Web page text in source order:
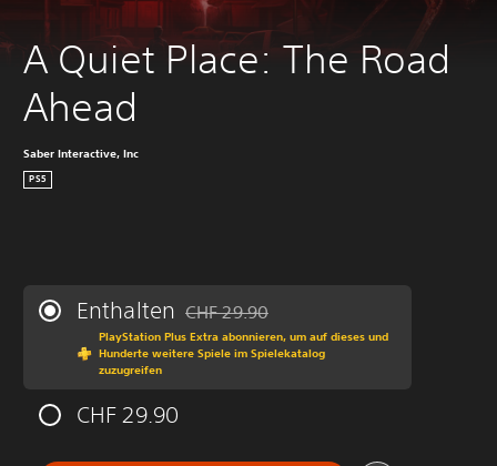
A Quiet Place: The Road
Ahead
Saber Interactive, Inc
PS5
Enthalten Preisnachlass gegenüber dem
CHF 29.90
PlayStation Plus Extra abonnieren, um auf dieses und
Hunderte weitere Spiele im Spielekatalog
zuzugreifen
CHF 29.90